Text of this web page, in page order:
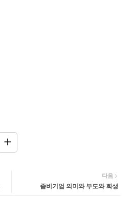
다음
좀비기업 의미와 부도와 회생